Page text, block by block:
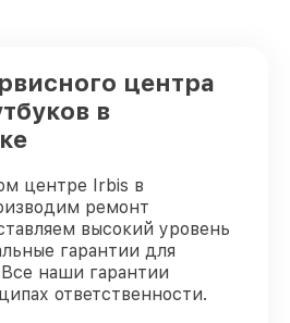
Irbis от 1045₽
Irbis
центра
в
центре Irbis в
ремонт
высокий уровень
гарантии для
наши гарантии
ответственности.